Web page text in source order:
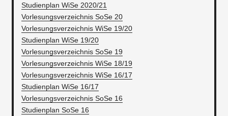
Studienplan WiSe 2020/21
Vorlesungsverzeichnis SoSe 20
Vorlesungsverzeichnis WiSe 19/20
Studienplan WiSe 19/20
Vorlesungsverzeichnis SoSe 19
Vorlesungsverzeichnis WiSe 18/19
Vorlesungsverzeichnis WiSe 16/17
Studienplan WiSe 16/17
Vorlesungsverzeichnis SoSe 16
Studienplan SoSe 16